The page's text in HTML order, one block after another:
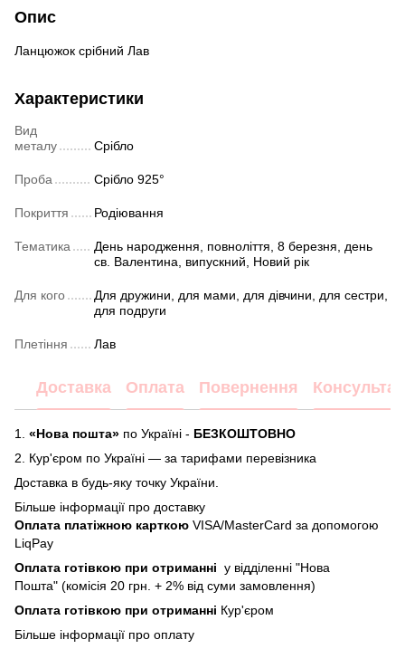
Опис
Ланцюжок срібний Лав
Характеристики
Вид
металу
Срібло
Проба Срібло 925°
Покриття Родіювання
Тематика
День народження, повноліття, 8 березня, день
св. Валентина, випускний, Новий рік
Для кого
Для дружини, для мами, для дівчини, для сестри,
для подруги
Плетіння Лав
Доставка Оплата Повернення
1. «Нова пошта» по Україні - БЕЗКОШТОВНО
2.
Кур'єром по Україні — за тарифами перевізника
Доставка в будь-яку точку України.
Більше інформації про доставку
Оплата платіжною карткою VISA/MasterCard за допомогою
LiqPay
Оплата готівкою при отриманні у відділенні "Нова
Пошта" (комісія 20 грн. + 2% від суми замовлення)
Оплата готівкою при отриманні Кур'єром
Більше інформації про оплату